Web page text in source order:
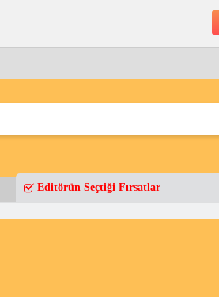
Editörün Seçtiği Fırsatlar